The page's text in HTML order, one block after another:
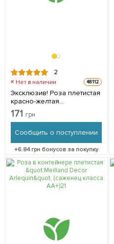
2
Нет в наличии 48112
Эксклюзив! Роза плетистая
красно-желтая
"Волшебница" (Enchantress)
(саженец класса АА+,
долгоцветущий сорт) 1 шт в
упаковке
171 грн
Сообщить о поступлении
+6.84грн бонусов за покупку